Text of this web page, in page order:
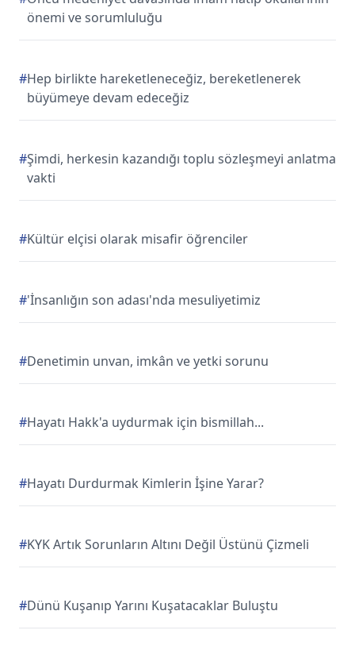
önemi ve sorumluluğu
#Hep birlikte hareketleneceğiz, bereketlenerek
büyümeye devam edeceğiz
#Şimdi, herkesin kazandığı toplu sözleşmeyi anlatma
vakti
#Kültür elçisi olarak misafir öğrenciler
#'İnsanlığın son adası'nda mesuliyetimiz
#Denetimin unvan, imkân ve yetki sorunu
#Hayatı Hakk'a uydurmak için bismillah...
#Hayatı Durdurmak Kimlerin İşine Yarar?
#KYK Artık Sorunların Altını Değil Üstünü Çizmeli
#Dünü Kuşanıp Yarını Kuşatacaklar Buluştu